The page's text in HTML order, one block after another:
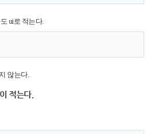
ui로 적는다.
않는다.
적는다.